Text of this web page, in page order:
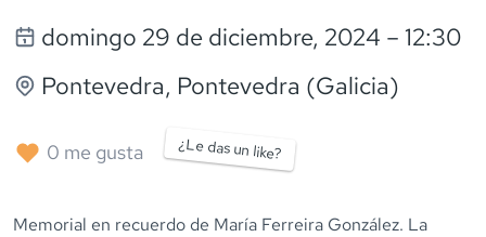
domingo 29 de diciembre, 2024 – 12:30
Pontevedra, Pontevedra (Galicia)
0 me gusta ¿Le das un like?
Memorial en recuerdo de María Ferreira González. La